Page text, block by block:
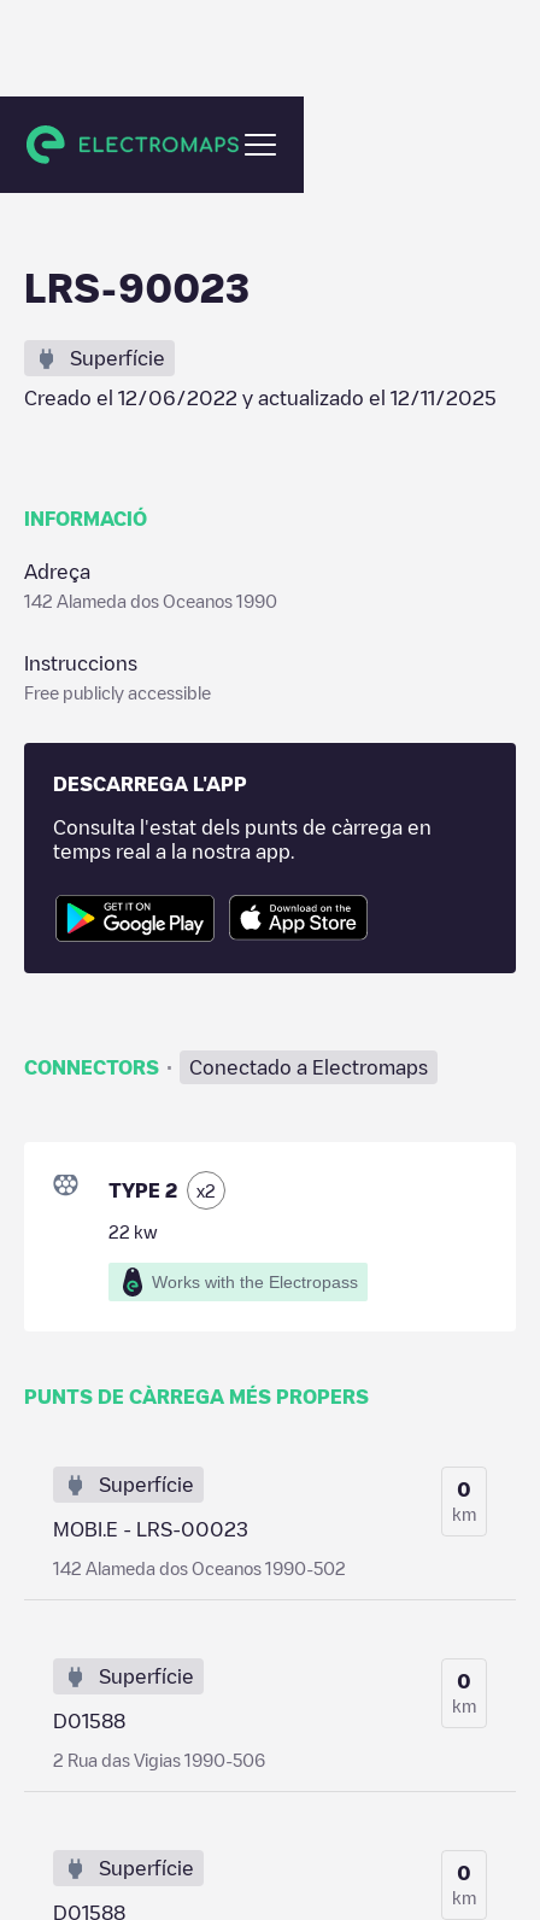
Sacavém
LRS-90023
Superfície
Creado el 12/06/2022 y actualizado el 12/11/2025
INFORMACIÓ
Adreça
142 Alameda dos Oceanos 1990
Instruccions
Free publicly accessible
DESCARREGA L'APP
Consulta l'estat dels punts de càrrega en
temps real a la nostra app.
CONNECTORS · Conectado a Electromaps
TYPE 2 x2
22 kw
Works with the Electropass
PUNTS DE CÀRREGA MÉS PROPERS
Superfície
MOBI.E - LRS-00023
142 Alameda dos Oceanos 1990-502
0
km
Superfície
D01588
2 Rua das Vigias 1990-506
0
km
Superfície
D01588
0
km